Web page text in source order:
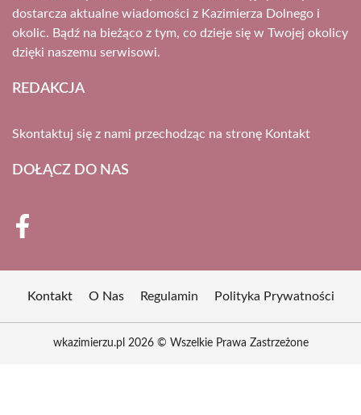
dostarcza aktualne wiadomości z Kazimierza Dolnego i
okolic. Bądź na bieżąco z tym, co dzieje się w Twojej okolicy
dzięki naszemu serwisowi.
REDAKCJA
Skontaktuj się z nami przechodząc na stronę Kontakt
DOŁĄCZ DO NAS
Kontakt O Nas Regulamin Polityka Prywatności
wkazimierzu.pl 2026 © Wszelkie Prawa Zastrzeżone